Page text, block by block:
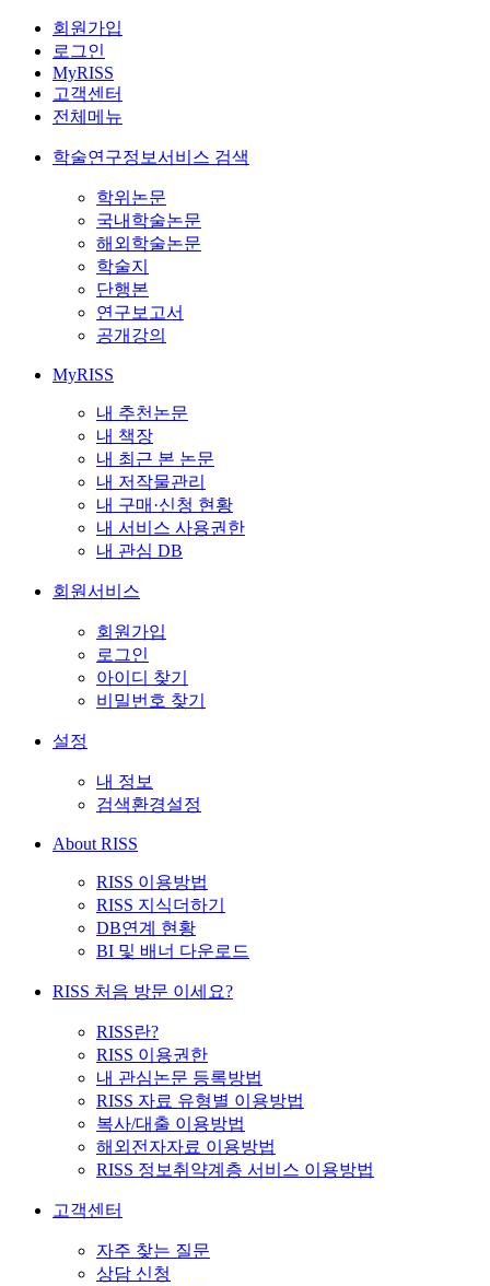
회원가입
로그인
MyRISS
고객센터
전체메뉴
학술연구정보서비스 검색
학위논문
국내학술논문
해외학술논문
학술지
단행본
연구보고서
공개강의
MyRISS
내 추천논문
내 책장
내 최근 본 논문
내 저작물관리
내 구매·신청 현황
내 서비스 사용권한
내 관심 DB
회원서비스
회원가입
로그인
아이디 찾기
비밀번호 찾기
설정
내 정보
검색환경설정
About RISS
RISS 이용방법
RISS 지식더하기
DB연계 현황
BI 및 배너 다운로드
RISS 처음 방문 이세요?
RISS란?
RISS 이용권한
내 관심논문 등록방법
RISS 자료 유형별 이용방법
복사/대출 이용방법
해외전자자료 이용방법
RISS 정보취약계층 서비스 이용방법
고객센터
자주 찾는 질문
상담 신청